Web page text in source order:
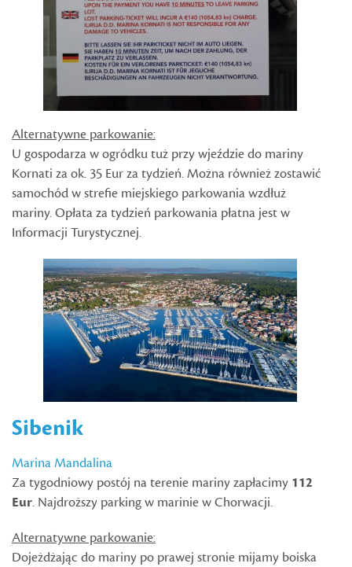
Alternatywne parkowanie:
U gospodarza w ogródku tuż przy wjeździe do mariny
Kornati za ok. 35 Eur za tydzień. Można również zostawić
samochód w strefie miejskiego parkowania wzdłuż
mariny. Opłata za tydzień parkowania płatna jest w
Informacji Turystycznej.
Sibenik
Marina Mandalina
Za tygodniowy postój na terenie mariny zapłacimy 112
Eur. Najdroższy parking w marinie w Chorwacji.
Alternatywne parkowanie:
Dojeżdżając do mariny po prawej stronie mijamy boiska